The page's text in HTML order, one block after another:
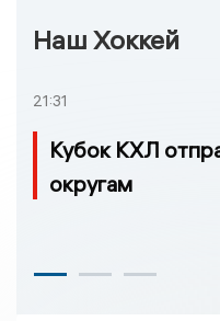
Наш Хоккей
21:31
Кубок КХЛ
округам